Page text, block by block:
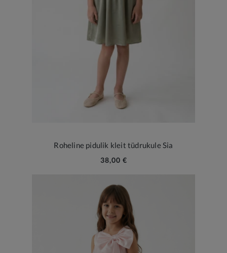
Roheline pidulik kleit tüdrukule Sia
38,00 €